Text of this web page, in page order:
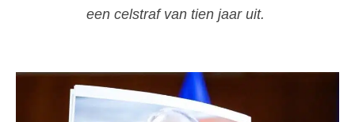
een celstraf van tien jaar uit.